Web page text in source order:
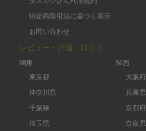
特定商取引法に基づく表示
お問い合わせ
レビュー・評価・口コミ
関東
東京都
神奈川県
千葉県
埼玉県
関西
大阪府
兵庫県
京都府
奈良県